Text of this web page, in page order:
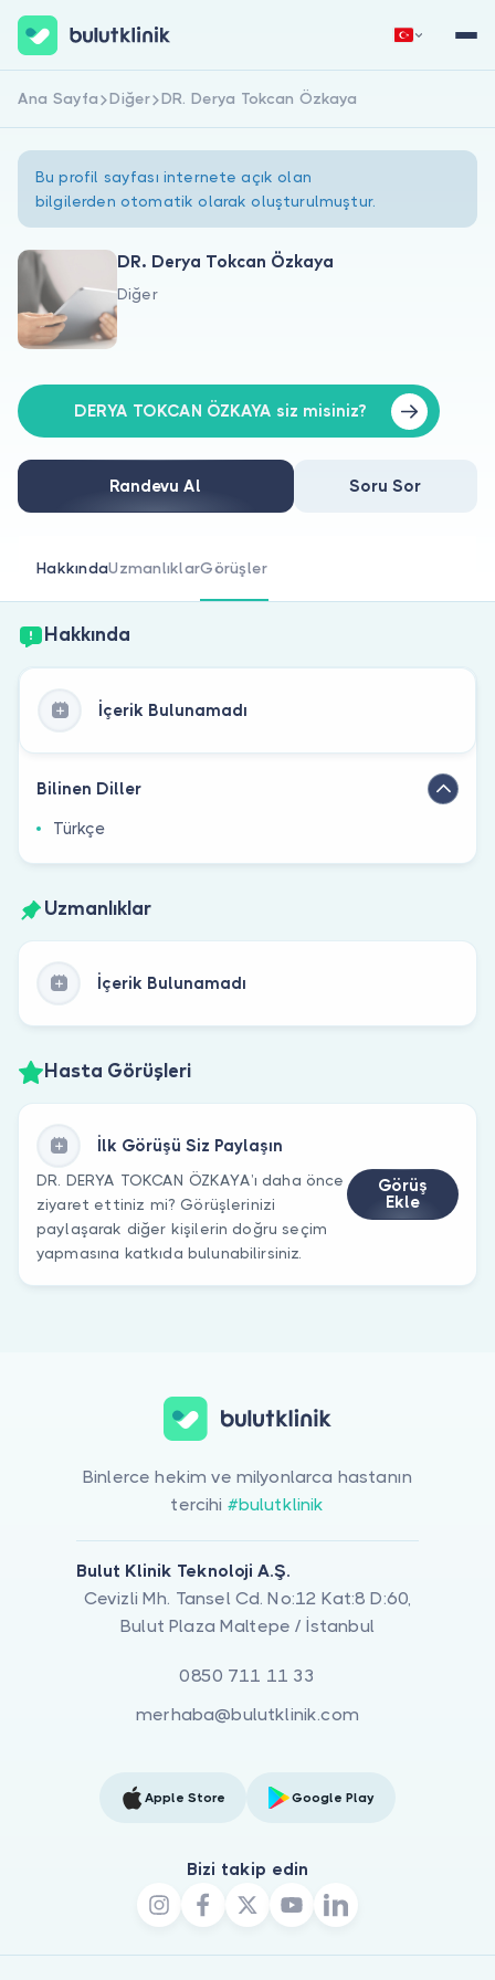
Hakkımızda
Doktorlar için
Doktor musunuz?
Hemen Kaydol Giriş Yap
Ana Sayfa Diğer DR. Derya Tokcan Özkaya
Bu profil sayfası internete açık olan
bilgilerden otomatik olarak oluşturulmuştur.
DR. Derya Tokcan Özkaya
Diğer
DERYA TOKCAN ÖZKAYA siz misiniz?
Randevu Al Soru Sor
HakkındaUzmanlıklarGörüşler
Hakkında
İçerik Bulunamadı
Bilinen Diller
Türkçe
Uzmanlıklar
İçerik Bulunamadı
Hasta Görüşleri
İlk Görüşü Siz Paylaşın
DR. DERYA TOKCAN ÖZKAYA’ı daha önce
ziyaret ettiniz mi? Görüşlerinizi
paylaşarak diğer kişilerin doğru seçim
yapmasına katkıda bulunabilirsiniz.
Görüş
Ekle
Binlerce hekim ve milyonlarca hastanın
tercihi #bulutklinik
Bulut Klinik Teknoloji A.Ş.
Cevizli Mh. Tansel Cd. No:12 Kat:8 D:60,
Bulut Plaza Maltepe / İstanbul
0850 711 11 33
merhaba@bulutklinik.com
Apple Store Google Play
Bizi takip edin